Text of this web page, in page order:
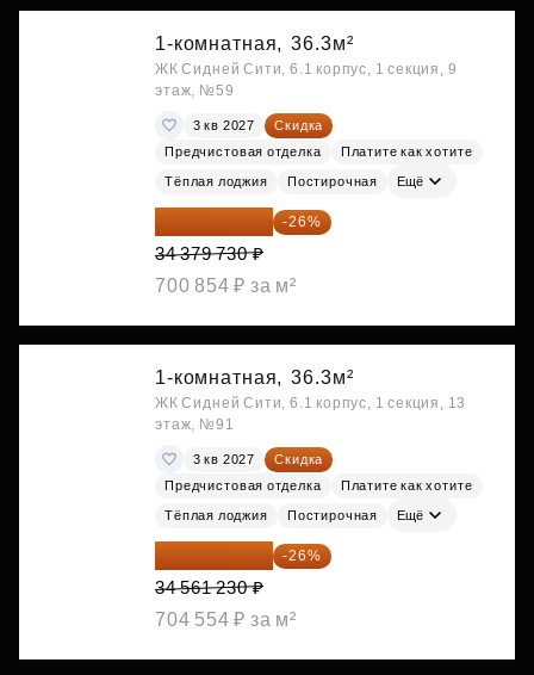
1-комнатная, 36.3м²
ЖК Сидней Сити, 6.1 корпус, 1 секция, 9
этаж, №59
3 кв 2027
Скидка
Предчистовая отделка
Платите как хотите
Тёплая лоджия Постирочная Ещё
25 441 000 ₽ -26%
34 379 730 ₽
700 854 ₽ за м²
1-комнатная, 36.3м²
ЖК Сидней Сити, 6.1 корпус, 1 секция, 13
этаж, №91
3 кв 2027
Скидка
Предчистовая отделка
Платите как хотите
Тёплая лоджия Постирочная Ещё
25 575 310 ₽ -26%
34 561 230 ₽
704 554 ₽ за м²